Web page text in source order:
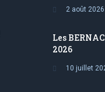
2 août 2026
Les
2026
10 juillet